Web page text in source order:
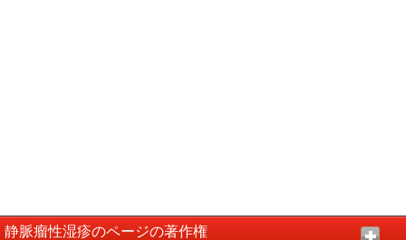
静脈瘤性湿疹のページの著作権